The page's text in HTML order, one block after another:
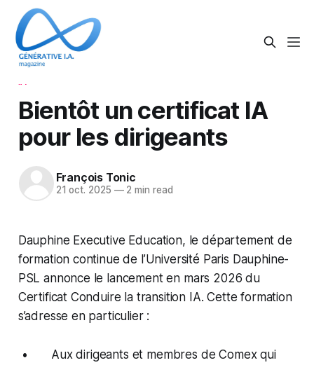
Bientôt un certificat IA
pour les dirigeants
François Tonic
21 oct. 2025 —2 min read
Dauphine Executive Education, le département de
formation continue de l’Université Paris Dauphine-
PSL annonce le lancement en mars 2026 du
Certificat Conduire la transition IA. Cette formation
s’adresse en particulier :
• Aux dirigeants et membres de Comex qui